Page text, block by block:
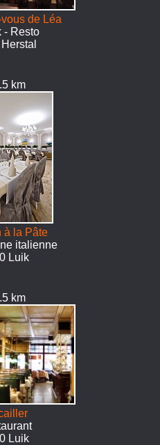
de Léa
- Resto
km
à la Pâte
italienne
Luik
km
Luik